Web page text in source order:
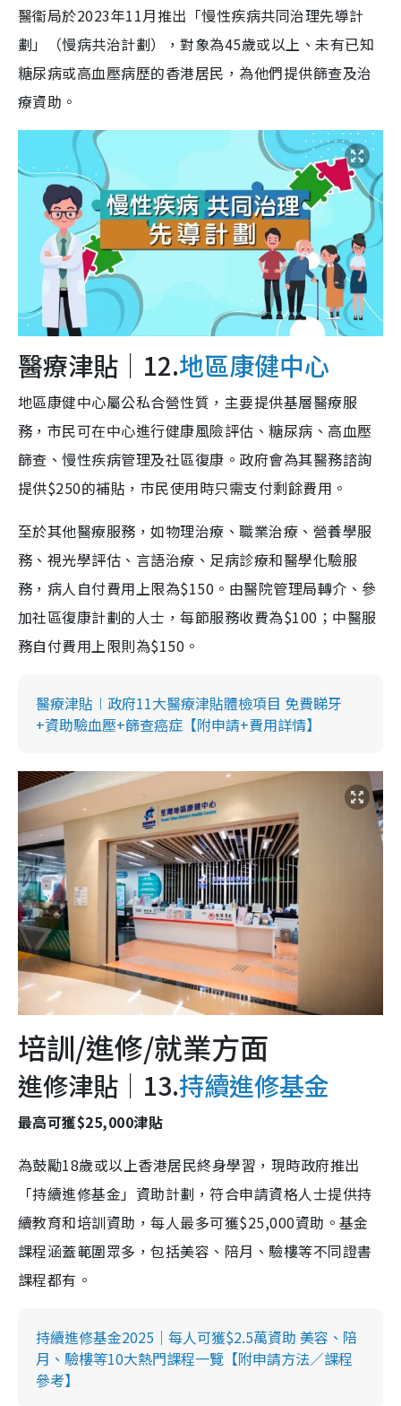
醫衞局於2023年11月推出「慢性疾病共同治理先導計
劃」（慢病共治計劃），對象為45歲或以上、未有已知
糖尿病或高血壓病歷的香港居民，為他們提供篩查及治
療資助。
醫療津貼｜12.地區康健中心
地區康健中心屬公私合營性質，主要提供基層醫療服
務，市民可在中心進行健康風險評估、糖尿病、高血壓
篩查、慢性疾病管理及社區復康。政府會為其醫務諮詢
提供$250的補貼，市民使用時只需支付剩餘費用。
至於其他醫療服務，如物理治療、職業治療、營養學服
務、視光學評估、言語治療、足病診療和醫學化驗服
務，病人自付費用上限為$150。由醫院管理局轉介、參
加社區復康計劃的人士，每節服務收費為$100；中醫服
務自付費用上限則為$150。
醫療津貼︱政府11大醫療津貼體檢項目 免費睇牙
+資助驗血壓+篩查癌症【附申請+費用詳情】
培訓/進修/就業方面
進修津貼｜13.持續進修基金
最高可獲$25,000津貼
為鼓勵18歲或以上香港居民終身學習，現時政府推出
「持續進修基金」資助計劃，符合申請資格人士提供持
續教育和培訓資助，每人最多可獲$25,000資助。基金
課程涵蓋範圍眾多，包括美容、陪月、驗樓等不同證書
課程都有。
持續進修基金2025｜每人可獲$2.5萬資助 美容、陪
月、驗樓等10大熱門課程一覽【附申請方法／課程
參考】